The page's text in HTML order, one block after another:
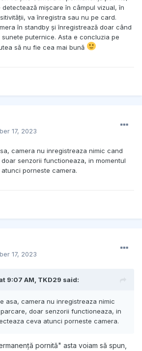
mișcare în câmpul vizual, în
va înregistra sau nu pe card.
în standby și înregistrează doar când
puternice. Asta e concluzia pe
să nu fie cea mai bună
17, 2023
camera nu inregistreaza nimic cand
senzorii functioneaza, in momentul
porneste camera.
17, 2023
9:07 AM, TKD29 said:
asa, camera nu inregistreaza nimic
doar senzorii functioneaza, in
ceva atunci porneste camera.
pornită" asta voiam să spun,